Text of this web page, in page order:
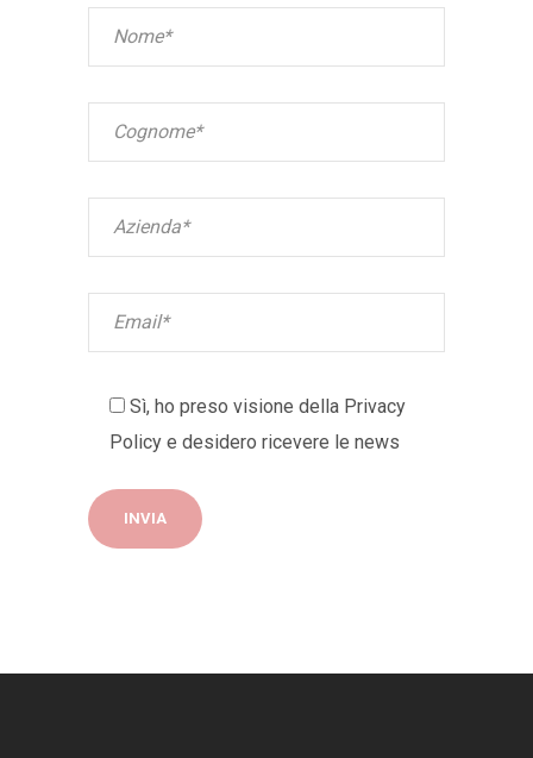
Sì, ho preso visione della Privacy
Policy e desidero ricevere le news